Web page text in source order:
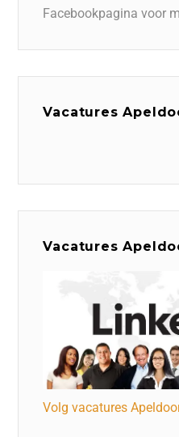
Facebookpagina voor
Vacatures
Vacatures
Volg vacatures